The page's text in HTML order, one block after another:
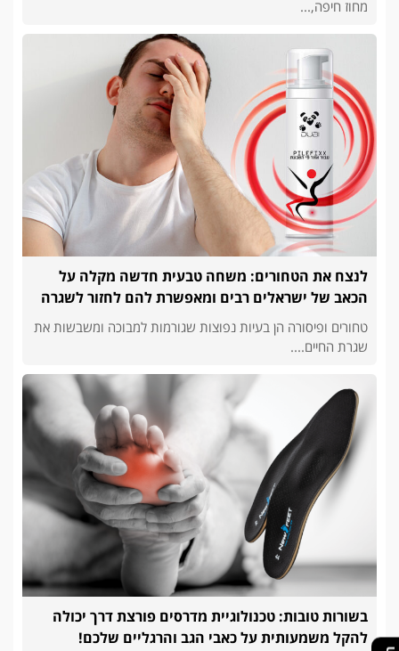
מחוז חיפה,...
לנצח את הטחורים: משחה טבעית חדשה מקלה על
הכאב של ישראלים רבים ומאפשרת להם לחזור לשגרה
טחורים ופיסורה הן בעיות נפוצות שגורמות למבוכה ומשבשות את
שגרת החיים....
בשורות טובות: טכנולוגיית מדרסים פורצת דרך יכולה
להקל משמעותית על כאבי הגב והרגליים שלכם!